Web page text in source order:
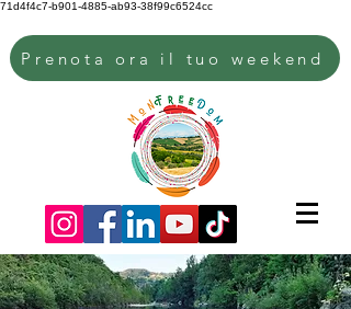
71d4f4c7-b901-4885-ab93-38f99c6524cc
Prenota ora il tuo weekend